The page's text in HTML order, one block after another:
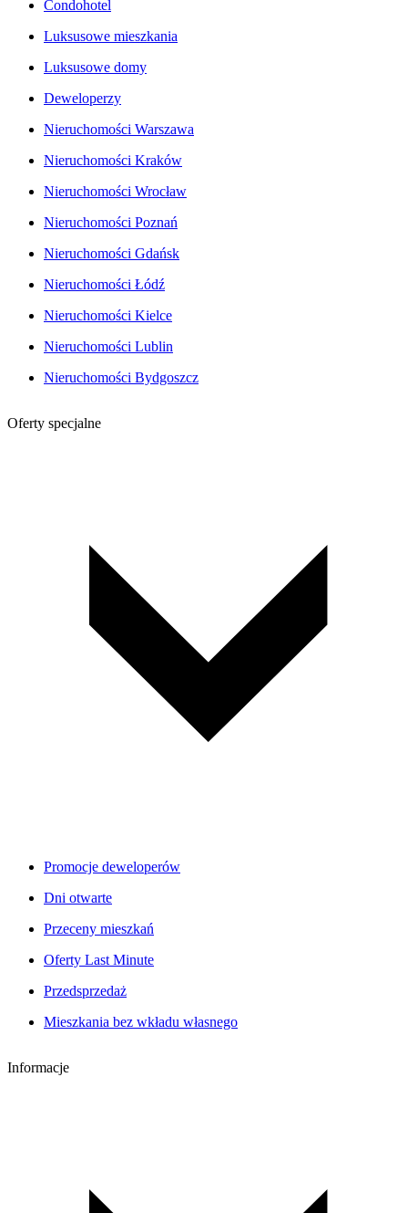
Condohotel
Luksusowe mieszkania
Luksusowe domy
Deweloperzy
Nieruchomości Warszawa
Nieruchomości Kraków
Nieruchomości Wrocław
Nieruchomości Poznań
Nieruchomości Gdańsk
Nieruchomości Łódź
Nieruchomości Kielce
Nieruchomości Lublin
Nieruchomości Bydgoszcz
Oferty specjalne
Promocje deweloperów
Dni otwarte
Przeceny mieszkań
Oferty Last Minute
Przedsprzedaż
Mieszkania bez wkładu własnego
Informacje